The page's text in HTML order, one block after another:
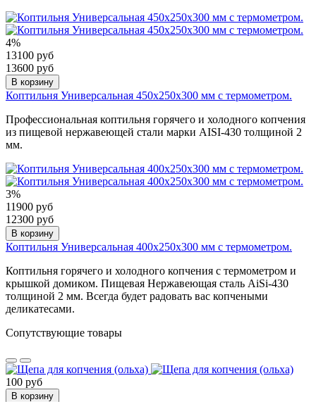
4%
13100 руб
13600 руб
В корзину
Коптильня Универсальная 450х250х300 мм с термометром.
Профессиональная коптильня горячего и холодного копчения
из пищевой нержавеющей стали марки AISI-430 толщиной 2
мм.
3%
11900 руб
12300 руб
В корзину
Коптильня Универсальная 400х250х300 мм с термометром.
Коптильня горячего и холодного копчения с термометром и
крышкой домиком. Пищевая Нержавеющая сталь AiSi-430
толщиной 2 мм. Всегда будет радовать вас копчеными
деликатесами.
Сопутствующие товары
100 руб
В корзину